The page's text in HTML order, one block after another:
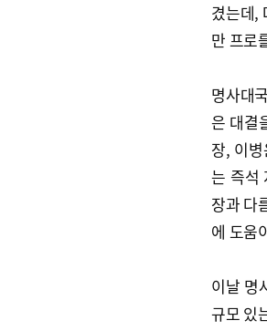
겼는데,
만 프로
명사대
은 대결
장, 이
는 즉석
장과 다
에 도움
이날 명
규모 있